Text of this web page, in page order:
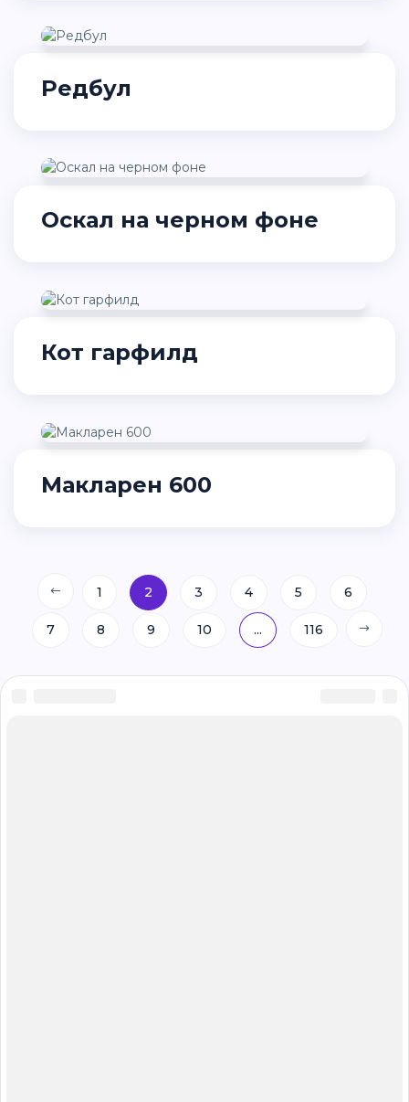
Редбул
Оскал на черном фоне
Кот гарфилд
Макларен 600
1 2 3 4 5 6
7 8 9 10 ... 116